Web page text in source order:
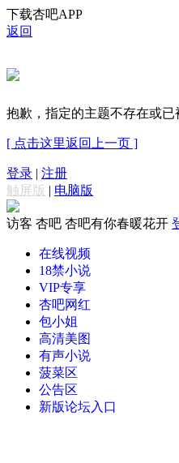
下载杏吧APP
返回
抱歉，指定的主题不存在或
[ 点击这里返回上一页 ]
登录 | 注册
触屏版 | 电脑版
访客 杏吧 杏吧有你春暖花开
在线视频
18禁小说
VIP专享
杏吧网红
包小姐
高清美图
有声小说
菠菜区
公告区
新版论坛入口